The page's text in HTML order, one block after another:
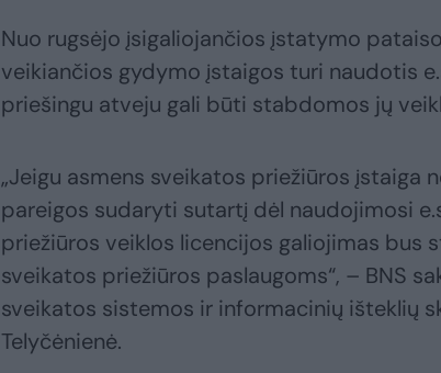
Nuo rugsėjo įsigaliojančios įstatymo
veikiančios gydymo įstaigos turi naudotis
priešingu atveju gali būti stabdomos jų
„Jeigu asmens sveikatos priežiūros įstaiga
pareigos sudaryti sutartį dėl naudojimosi
priežiūros veiklos licencijos galiojimas bus
sveikatos priežiūros paslaugoms“, – BNS
sveikatos sistemos ir informacinių išteklių
Telyčėnienė.